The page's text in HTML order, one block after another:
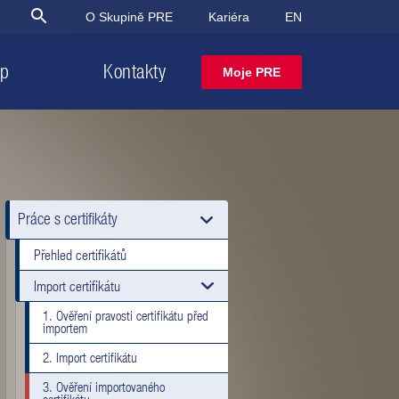
O Skupině PRE Kariéra EN
Kontakty Moje PRE
Najděte řešení
Najděte řešení
Nenašli jste,
Práce s certifikáty
Přehled certifikátů
Import certifikátu
1. Ověření pravosti certifikátu před
importem
2. Import certifikátu
3. Ověření importovaného